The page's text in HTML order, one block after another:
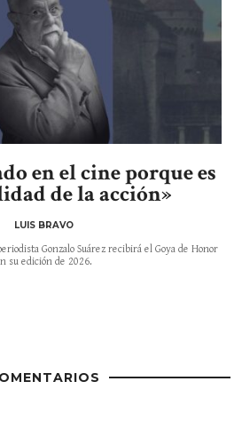
en el cine porque es
de la acción»
LUIS BRAVO
Gonzalo Suárez recibirá el Goya de Honor
su edición de 2026.